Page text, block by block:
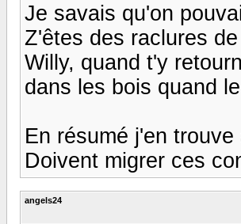
Je savais qu'on
Z'êtes des raclures
Willy, quand t'y
dans les bois quand
En résumé j'en
Doivent migrer ces
angels24